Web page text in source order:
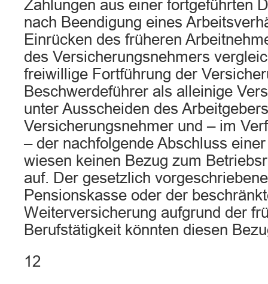
Zahlungen aus einer fortgeführten
nach Beendigung eines
Einrücken des früheren
des Versicherungsnehmers
freiwillige Fortführung der
Beschwerdeführer als alleinige
unter Ausscheiden des
Versicherungsnehmer und – im
– der nachfolgende Abschluss
wiesen keinen Bezug zum
auf. Der gesetzlich
Pensionskasse oder der
Weiterversicherung aufgrund der
Berufstätigkeit könnten diesen
12